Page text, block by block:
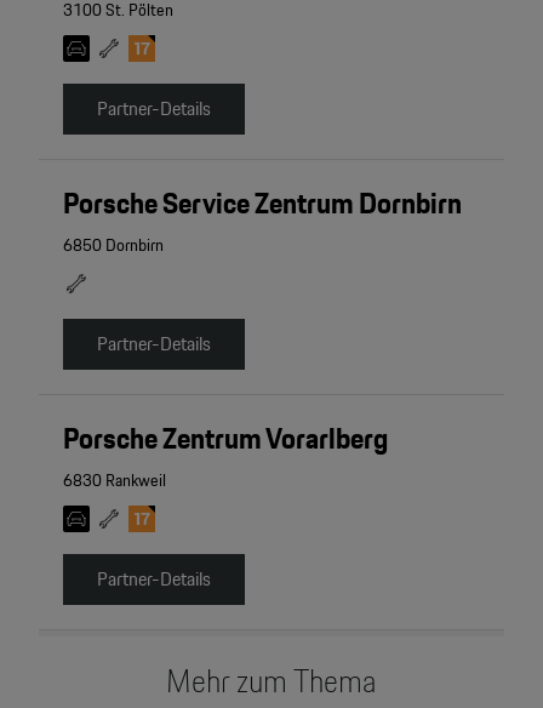
3100 St. Pölten
Partner-Details
Porsche Service Zentrum Dornbirn
6850 Dornbirn
Partner-Details
Porsche Zentrum Vorarlberg
6830 Rankweil
Partner-Details
Mehr zum Thema